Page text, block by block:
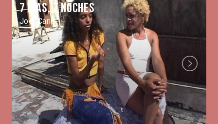
7 Días, 7 Noches
Joel Cano
Next